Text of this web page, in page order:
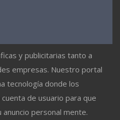
y publicitarias tanto a
empresas. Nuestro portal
tecnología donde los
de usuario para que
personal mente.